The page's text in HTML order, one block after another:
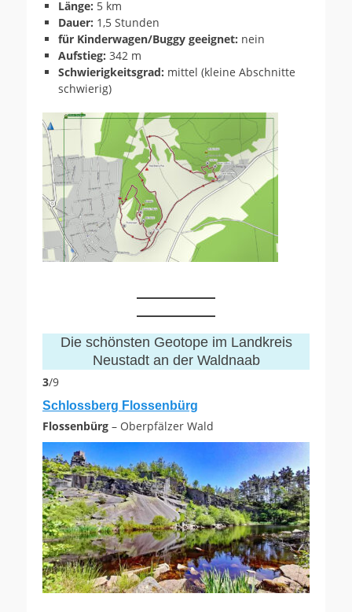
Länge: 5 km
Dauer: 1,5 Stunden
für Kinderwagen/Buggy geeignet: nein
Aufstieg: 342 m
Schwierigkeitsgrad: mittel (kleine Abschnitte
schwierig)
Die schönsten Geotope im Landkreis
Neustadt an der Waldnaab
3/9
Schlossberg Flossenbürg
Flossenbürg – Oberpfälzer Wald